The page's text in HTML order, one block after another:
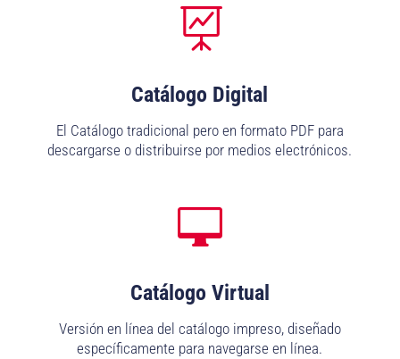

Catálogo Digital
El Catálogo tradicional pero en formato PDF para
descargarse o distribuirse por medios electrónicos.

Catálogo Virtual
Versión en línea del catálogo impreso, diseñado
específicamente para navegarse en línea.